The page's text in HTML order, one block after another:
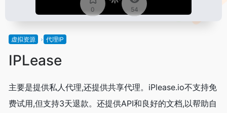
0 54
虚拟资源 代理IP
IPLease
主要是提供私人代理,还提供共享代理。iPlease.io不支持免
费试用,但支持3天退款。还提供API和良好的文档,以帮助自